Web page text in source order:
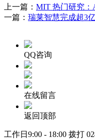
上一篇： MIT 热门研究：
一篇： 瑞莱智慧完成超3
QQ咨询
在线留言
返回顶部
工作日9:00 - 18:00 拨打